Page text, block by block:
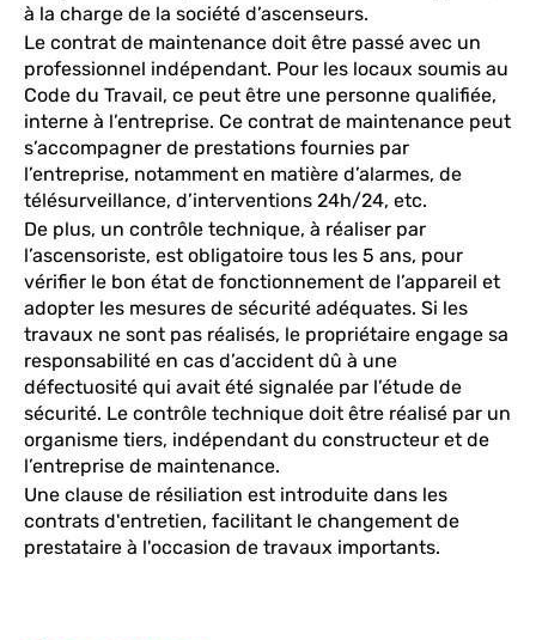
à la charge de la société d’ascenseurs.
Le contrat de maintenance doit être passé avec un
professionnel indépendant. Pour les locaux soumis au
Code du Travail, ce peut être une personne qualifiée,
interne à l’entreprise. Ce contrat de maintenance peut
s’accompagner de prestations fournies par
l’entreprise, notamment en matière d’alarmes, de
télésurveillance, d’interventions 24h/24, etc.
De plus, un contrôle technique, à réaliser par
l’ascensoriste, est obligatoire tous les 5 ans, pour
vérifier le bon état de fonctionnement de l’appareil et
adopter les mesures de sécurité adéquates. Si les
travaux ne sont pas réalisés, le propriétaire engage sa
responsabilité en cas d’accident dû à une
défectuosité qui avait été signalée par l’étude de
sécurité. Le contrôle technique doit être réalisé par un
organisme tiers, indépendant du constructeur et de
l’entreprise de maintenance.
Une clause de résiliation est introduite dans les
contrats d'entretien, facilitant le changement de
prestataire à l'occasion de travaux importants.